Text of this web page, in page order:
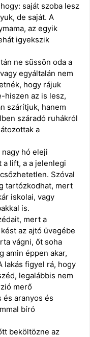
saját szoba lesz
de saját. A
az egyik
igyekszik
ne süssön oda a
egyáltalán nem
hogy rájuk
hiszen az is lesz,
szárítjuk, hanem
száradó ruhákról
a
nagy hó eleji
a lift, a a jelenlegi
Szóval
tartózkodhat, mert
iskolai, vagy
is.
mert a
az ajtó üvegébe
vágni, őt soha
amin éppen akar,
lakás figyel rá, hogy
legalábbis nem
merő
és aranyos és
bíró
beköltözne az